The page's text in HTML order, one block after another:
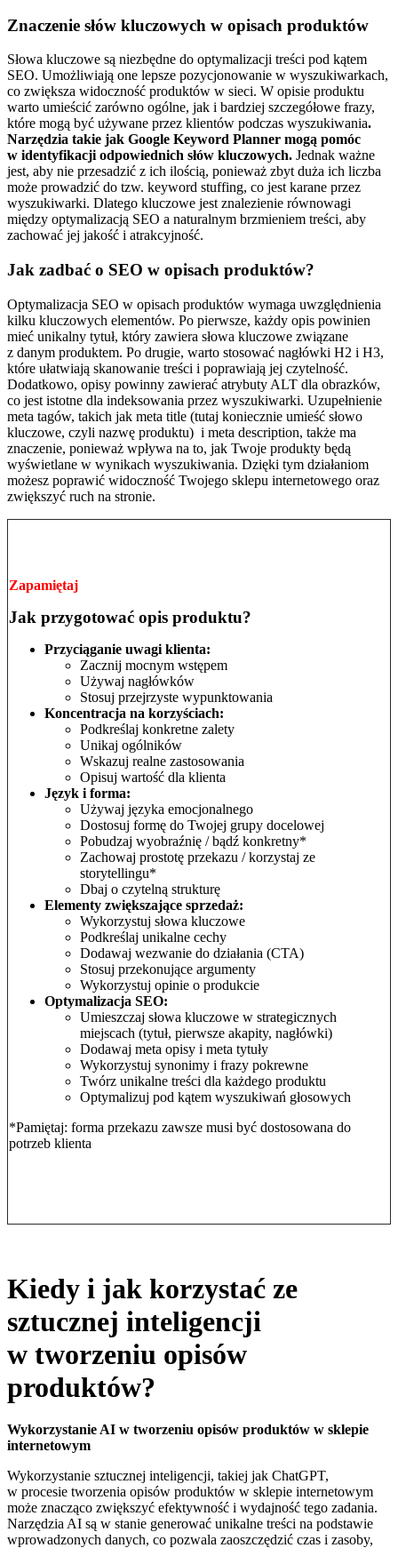
Znaczenie słów kluczowych w opisach produktów
Słowa kluczowe są niezbędne do optymalizacji treści pod kątem
SEO. Umożliwiają one lepsze pozycjonowanie w wyszukiwarkach,
co zwiększa widoczność produktów w sieci. W opisie produktu
warto umieścić zarówno ogólne, jak i bardziej szczegółowe frazy,
które mogą być używane przez klientów podczas wyszukiwania.
Narzędzia takie jak Google Keyword Planner mogą pomóc
w identyfikacji odpowiednich słów kluczowych. Jednak ważne
jest, aby nie przesadzić z ich ilością, ponieważ zbyt duża ich liczba
może prowadzić do tzw. keyword stuffing, co jest karane przez
wyszukiwarki. Dlatego kluczowe jest znalezienie równowagi
między optymalizacją SEO a naturalnym brzmieniem treści, aby
zachować jej jakość i atrakcyjność.
Jak zadbać o SEO w opisach produktów?
Optymalizacja SEO w opisach produktów wymaga uwzględnienia
kilku kluczowych elementów. Po pierwsze, każdy opis powinien
mieć unikalny tytuł, który zawiera słowa kluczowe związane
z danym produktem. Po drugie, warto stosować nagłówki H2 i H3,
które ułatwiają skanowanie treści i poprawiają jej czytelność.
Dodatkowo, opisy powinny zawierać atrybuty ALT dla obrazków,
co jest istotne dla indeksowania przez wyszukiwarki. Uzupełnienie
meta tagów, takich jak meta title (tutaj koniecznie umieść słowo
kluczowe, czyli nazwę produktu) i meta description, także ma
znaczenie, ponieważ wpływa na to, jak Twoje produkty będą
wyświetlane w wynikach wyszukiwania. Dzięki tym działaniom
możesz poprawić widoczność Twojego sklepu internetowego oraz
zwiększyć ruch na stronie.
Zapamiętaj
Jak przygotować opis produktu?
Przyciąganie uwagi klienta:
Zacznij mocnym wstępem
Używaj nagłówków
Stosuj przejrzyste wypunktowania
Koncentracja na korzyściach:
Podkreślaj konkretne zalety
Unikaj ogólników
Wskazuj realne zastosowania
Opisuj wartość dla klienta
Język i forma:
Używaj języka emocjonalnego
Dostosuj formę do Twojej grupy docelowej
Pobudzaj wyobraźnię / bądź konkretny*
Zachowaj prostotę przekazu / korzystaj ze
storytellingu*
Dbaj o czytelną strukturę
Elementy zwiększające sprzedaż:
Wykorzystuj słowa kluczowe
Podkreślaj unikalne cechy
Dodawaj wezwanie do działania (CTA)
Stosuj przekonujące argumenty
Wykorzystuj opinie o produkcie
Optymalizacja SEO:
Umieszczaj słowa kluczowe w strategicznych
miejscach (tytuł, pierwsze akapity, nagłówki)
Dodawaj meta opisy i meta tytuły
Wykorzystuj synonimy i frazy pokrewne
Twórz unikalne treści dla każdego produktu
Optymalizuj pod kątem wyszukiwań głosowych
*Pamiętaj: forma przekazu zawsze musi być dostosowana do
potrzeb klienta
Kiedy i jak korzystać ze
sztucznej inteligencji
w tworzeniu opisów
produktów?
Wykorzystanie AI w tworzeniu opisów produktów w sklepie
internetowym
Wykorzystanie sztucznej inteligencji, takiej jak ChatGPT,
w procesie tworzenia opisów produktów w sklepie internetowym
może znacząco zwiększyć efektywność i wydajność tego zadania.
Narzędzia AI są w stanie generować unikalne treści na podstawie
wprowadzonych danych, co pozwala zaoszczędzić czas i zasoby,